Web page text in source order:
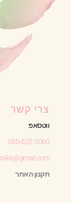
צרי קשר
ווטסאפ:
050-622-3060
תקנון האתר